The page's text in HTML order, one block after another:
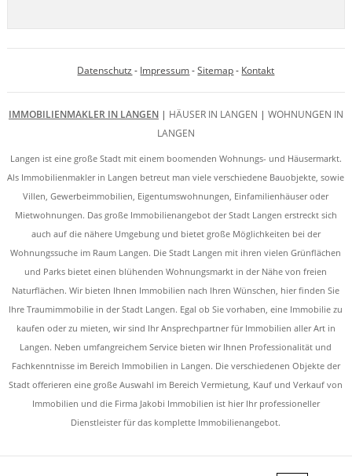
Datenschutz - Impressum-Sitemap- Kontakt
IMMOBILIENMAKLER IN LANGEN| HÄUSER IN LANGEN | WOHNUNGEN IN
LANGEN
Langen ist eine große Stadt mit einem boomenden Wohnungs- und Häusermarkt.
Als Immobilienmakler in Langen betreut man viele verschiedene Bauobjekte, sowie
Villen, Gewerbeimmobilien, Eigentumswohnungen, Einfamilienhäuser oder
Mietwohnungen. Das große Immobilienangebot der Stadt Langen erstreckt sich
auch auf die nähere Umgebung und bietet große Möglichkeiten bei der
Wohnungssuche im Raum Langen. Die Stadt Langen mit ihren vielen Grünflächen
und Parks bietet einen blühenden Wohnungsmarkt in der Nähe von freien
Naturflächen. Wir bieten Ihnen Immobilien nach Ihren Wünschen, hier finden Sie
Ihre Traumimmobilie in der Stadt Langen. Egal ob Sie vorhaben, eine Immobilie zu
kaufen oder zu mieten, wir sind Ihr Ansprechpartner für Immobilien aller Art in
Langen. Neben umfangreichem Service bieten wir Ihnen Professionalität und
Fachkenntnisse im Bereich Immobilien in Langen. Die verschiedenen Objekte der
Stadt offerieren eine große Auswahl im Bereich Vermietung, Kauf und Verkauf von
Immobilien und die Firma Jakobi Immobilien ist hier Ihr professioneller
Dienstleister für das komplette Immobilienangebot.